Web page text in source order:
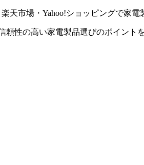
天市場・Yahoo!ショッピングで家電
性の高い家電製品選びのポイント